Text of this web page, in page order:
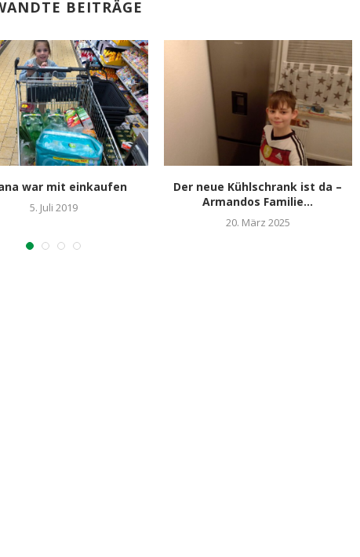
BEITRÄGE
war mit einkaufen
5. Juli 2019
Der neue Kühlschrank ist da –
Armandos Familie...
20. März 2025